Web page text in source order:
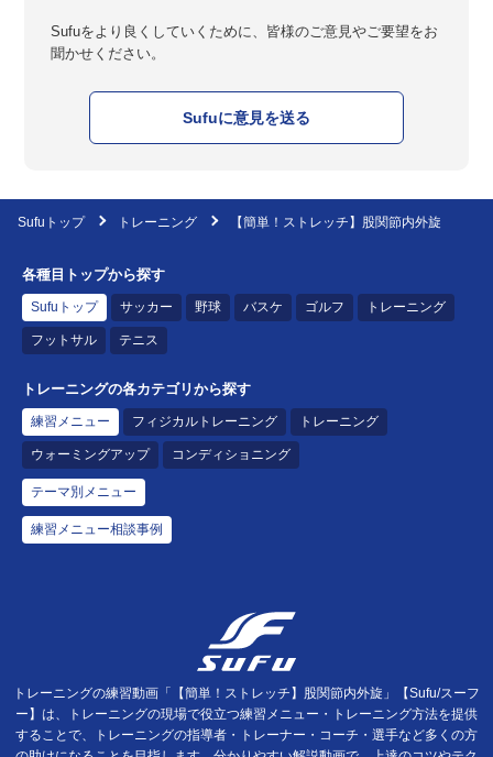
Sufuをより良くしていくために、皆様のご意見やご要望をお
聞かせください。
Sufuに意見を送る
Sufuトップ トレーニング 【簡単！ストレッチ】股関節内外旋
各種目トップから探す
Sufuトップ サッカー 野球 バスケ ゴルフ トレーニング
フットサル テニス
トレーニングの各カテゴリから探す
練習メニュー フィジカルトレーニング トレーニング
ウォーミングアップ コンディショニング
テーマ別メニュー
練習メニュー相談事例
トレーニングの練習動画「【簡単！ストレッチ】股関節内外旋」【Sufu/スーフ
ー】は、トレーニングの現場で役立つ練習メニュー・トレーニング方法を提供
することで、トレーニングの指導者・トレーナー・コーチ・選手など多くの方